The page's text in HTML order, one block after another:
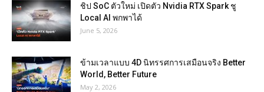
ชิป SoC ตัวใหม่ เปิดตัว Nvidia RTX Spark ชู
Local AI พกพาได้
June 5, 2026
ข้ามเวลาแบบ 4D นิทรรศการเสมือนจริง Better
World, Better Future
May 2, 2026